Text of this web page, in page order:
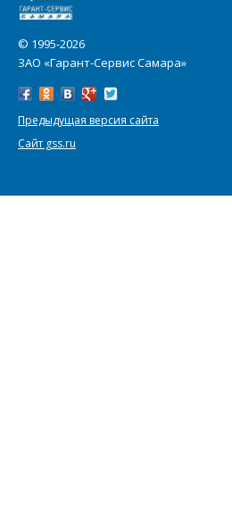
© 1995-2026
ЗАО «Гарант-Сервис Самара»
Предыдущая версия сайта
Сайт gss.ru